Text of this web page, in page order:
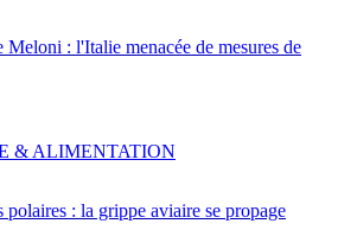
Meloni : l'Italie menacée de mesures de
polaires : la grippe aviaire se propage
& ALIMENTATION